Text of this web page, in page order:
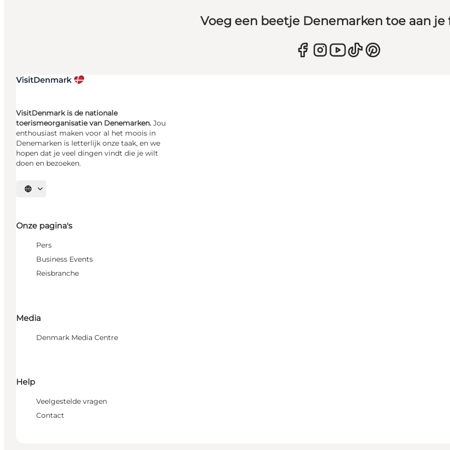
Voeg een beetje Denemarken toe aan je
VisitDenmark is de nationale
toerismeorganisatie van Denemarken. Jou
enthousiast maken voor al het moois in
Denemarken is letterlijk onze taak, en we
hopen dat je veel dingen vindt die je wilt
doen en bezoeken.
Selecteer taal
Onze pagina's
Pers
Business Events
Reisbranche
Media
Denmark Media Centre
Help
Veelgestelde vragen
Contact